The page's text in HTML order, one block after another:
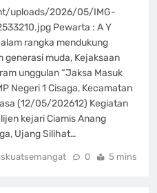
uploads/2026/05/IMG-
Pewarta : A Y
rangka mendukung
generasi muda, Kejaksaan
unggulan “Jaksa Masuk
Negeri 1 Cisaga, Kecamatan
(12/05/202612) Kegiatan
kejari Ciamis Anang
Ujang Silihat…
0 5 mins